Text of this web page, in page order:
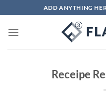
đến
nội
ADD ANYTHING
Receipe